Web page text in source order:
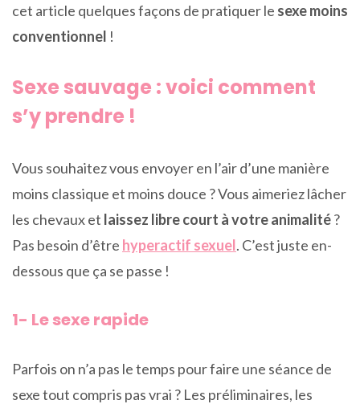
cet article quelques façons de pratiquer le sexe moins
conventionnel !
Sexe sauvage : voici comment
s’y prendre !
Vous souhaitez vous envoyer en l’air d’une manière
moins classique et moins douce ? Vous aimeriez lâcher
les chevaux et laissez libre court à votre animalité?
Pas besoin d’être hyperactif sexuel. C’est juste en-
dessous que ça se passe !
1- Le sexe rapide
Parfois on n’a pas le temps pour faire une séance de
sexe tout compris pas vrai ? Les préliminaires, les